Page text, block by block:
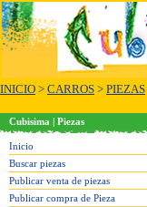
INICIO > CARROS > PIEZAS
Cubisima | Piezas
Inicio
Buscar piezas
Publicar venta de piezas
Publicar compra de Pieza